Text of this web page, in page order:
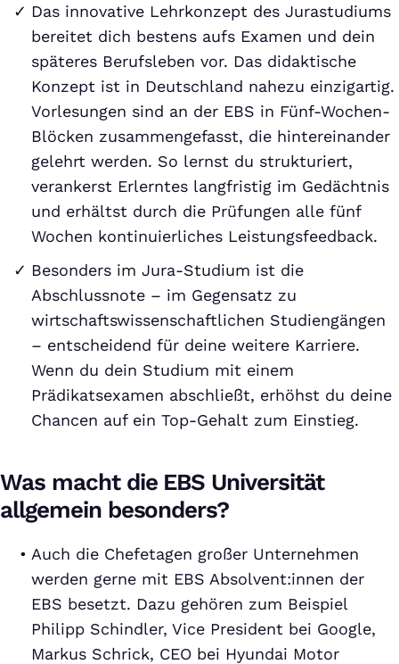
Das innovative Lehrkonzept des Jurastudiums
bereitet dich bestens aufs Examen und dein
späteres Berufsleben vor. Das didaktische
Konzept ist in Deutschland nahezu einzigartig.
Vorlesungen sind an der EBS in Fünf-Wochen-
Blöcken zusammengefasst, die hintereinander
gelehrt werden. So lernst du strukturiert,
verankerst Erlerntes langfristig im Gedächtnis
und erhältst durch die Prüfungen alle fünf
Wochen kontinuierliches Leistungsfeedback.
Besonders im Jura-Studium ist die
Abschlussnote – im Gegensatz zu
wirtschaftswissenschaftlichen Studiengängen
– entscheidend für deine weitere Karriere.
Wenn du dein Studium mit einem
Prädikatsexamen abschließt, erhöhst du deine
Chancen auf ein Top-Gehalt zum Einstieg.
Was macht die EBS Universität
allgemein besonders?
Auch die Chefetagen großer Unternehmen
werden gerne mit EBS Absolvent:innen der
EBS besetzt. Dazu gehören zum Beispiel
Philipp Schindler, Vice President bei Google,
Markus Schrick, CEO bei Hyundai Motor